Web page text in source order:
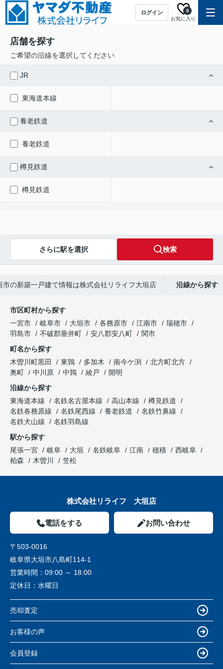
ログイン
お気に入り
0
店舗を探す
ご希望の沿線を選択してください
JR
東海道本線
養老鉄道
養老鉄道
樽見鉄道
樽見鉄道
さらに駅を選択 検索
市の新築一戸建て情報は株式会社リライフ大垣店 沿線から探す
市区町村から探す
一宮市
岐阜市 大垣市 各務原市 江南市
瑞穂市
羽島市
不破郡垂井町 安八郡安八町
関市
町名から探す
木曽川町黒田
東鶉 多加木 南今ケ渕
北方町北方
奥町
中川原 中鶉 綾戸
開明
沿線から探す
東海道本線
名鉄名古屋本線 高山本線
樽見鉄道
名鉄各務原線
名鉄尾西線 養老鉄道
名鉄竹鼻線
名鉄犬山線
名鉄羽島線
駅から探す
尾張一宮
岐阜 大垣 名鉄岐阜 江南 穂積
西岐阜
柏森
木曽川 笠松
株式会社リライフ 大垣店
電話をする お問い合わせ
〒503-0016
岐阜県大垣市八島町114-1
営業時間： 09:00 ～ 18:00
定休日： 水曜日
売却査定
お客様の声
会員登録